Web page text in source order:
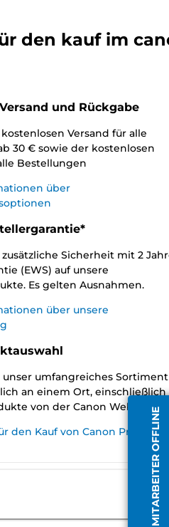
MITARBEITER OFFLINE
den kauf im
und Rückgabe
Versand für alle
30 € sowie der kostenlosen
Bestellungen
über
Sicherheit mit 2
(EWS) auf unsere
Es gelten Ausnahmen.
über unsere
unser umfangreiches Sortiment
an einem Ort, einschließlich
von der Canon Website.
den Kauf von Canon